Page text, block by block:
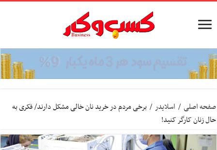
صفحه اصلی / اسلایدر / برخی مردم در خرید نان خالی مشکل دارند/ فکری به
حال زنان کارگر کنید!